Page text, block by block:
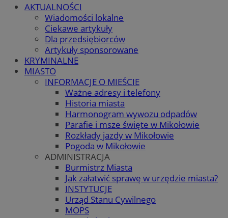
AKTUALNOŚCI
Wiadomości lokalne
Ciekawe artykuły
Dla przedsiębiorców
Artykuły sponsorowane
KRYMINALNE
MIASTO
INFORMACJE O MIEŚCIE
Ważne adresy i telefony
Historia miasta
Harmonogram wywozu odpadów
Parafie i msze święte w Mikołowie
Rozkłady jazdy w Mikołowie
Pogoda w Mikołowie
ADMINISTRACJA
Burmistrz Miasta
Jak załatwić sprawę w urzędzie miasta?
INSTYTUCJE
Urząd Stanu Cywilnego
MOPS